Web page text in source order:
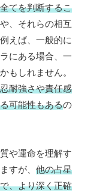
てを判断するこ
、それらの相互
えば、一般的に
にある場合、一
もしれません。
耐強さや責任感
可能性もあるの
や運命を理解す
すが、 他の占星
、より深く正確